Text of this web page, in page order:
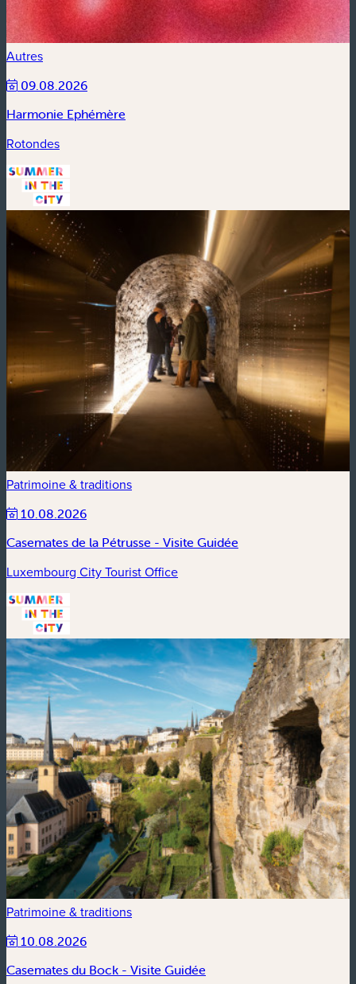
Autres
09.08.2026
Harmonie Ephémère
Rotondes
Patrimoine & traditions
10.08.2026
Casemates de la Pétrusse - Visite Guidée
Luxembourg City Tourist Office
Patrimoine & traditions
10.08.2026
Casemates du Bock - Visite Guidée